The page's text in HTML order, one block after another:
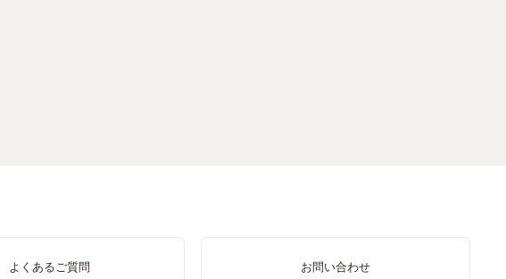
よくあるご質問 お問い合わせ